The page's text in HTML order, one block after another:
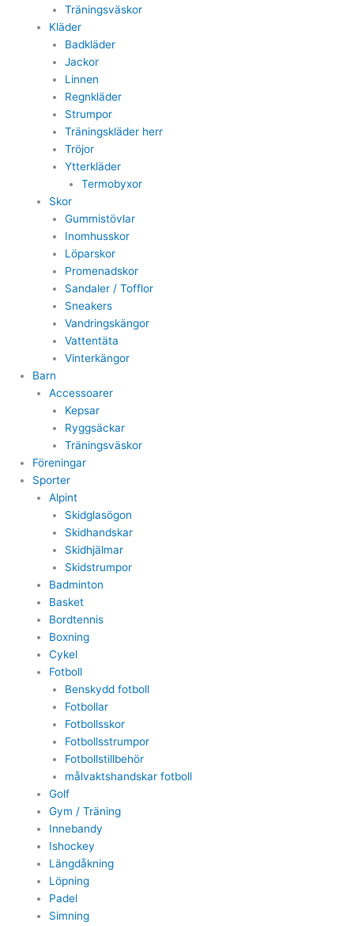
Träningsväskor
Kläder
Badkläder
Jackor
Linnen
Regnkläder
Strumpor
Träningskläder herr
Tröjor
Ytterkläder
Termobyxor
Skor
Gummistövlar
Inomhusskor
Löparskor
Promenadskor
Sandaler / Tofflor
Sneakers
Vandringskängor
Vattentäta
Vinterkängor
Barn
Accessoarer
Kepsar
Ryggsäckar
Träningsväskor
Föreningar
Sporter
Alpint
Skidglasögon
Skidhandskar
Skidhjälmar
Skidstrumpor
Badminton
Basket
Bordtennis
Boxning
Cykel
Fotboll
Benskydd fotboll
Fotbollar
Fotbollsskor
Fotbollsstrumpor
Fotbollstillbehör
målvaktshandskar fotboll
Golf
Gym / Träning
Innebandy
Ishockey
Längdåkning
Löpning
Padel
Simning